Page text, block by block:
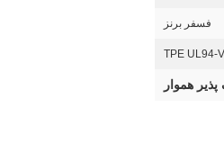
فسفر برنز
TPE UL94-V
هموار